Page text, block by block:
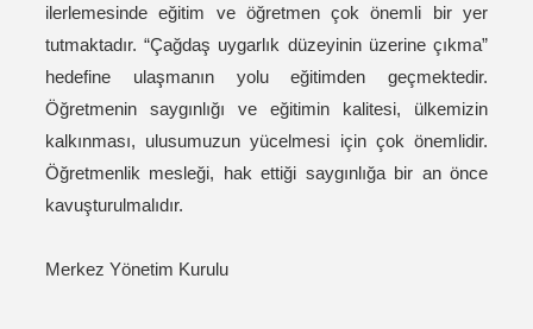
ilerlemesinde eğitim ve öğretmen çok önemli bir yer
tutmaktadır. “Çağdaş uygarlık düzeyinin üzerine çıkma”
hedefine ulaşmanın yolu eğitimden geçmektedir.
Öğretmenin saygınlığı ve eğitimin kalitesi, ülkemizin
kalkınması, ulusumuzun yücelmesi için çok önemlidir.
Öğretmenlik mesleği, hak ettiği saygınlığa bir an önce
kavuşturulmalıdır.
Merkez Yönetim Kurulu